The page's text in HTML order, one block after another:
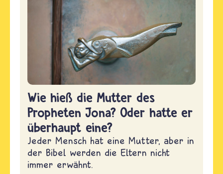
Wie hieß die Mutter des
Propheten Jona? Oder hatte er
überhaupt eine?
Jeder Mensch hat eine Mutter, aber in
der Bibel werden die Eltern nicht
immer erwähnt.